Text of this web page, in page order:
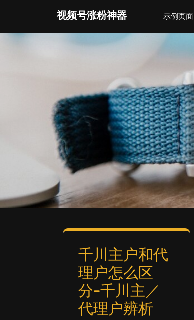
content
视频号涨粉神器 示例页面
千川主户和代
理户怎么区
分-千川主／
代理户辨析